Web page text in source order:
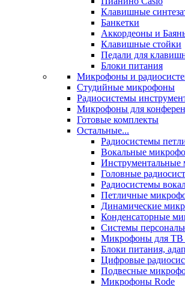
Клавишные
Банкетки
Аккордеоны и
Клавишные стойки
Педали для
Блоки питания
Микрофоны и
Студийные микрофоны
Радиосистемы
Микрофоны для
Готовые комплекты
Остальные...
Радиосистемы
Вокальные
Головные
Радиосистемы
Петличные
Динамические
Конденсаторные
Системы
Микрофоны для ТВ
Блоки питания,
Цифровые
Подвесные
Микрофоны Rode